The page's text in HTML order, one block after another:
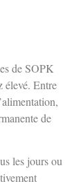
de SOPK
élevé. Entre
de
les jours ou